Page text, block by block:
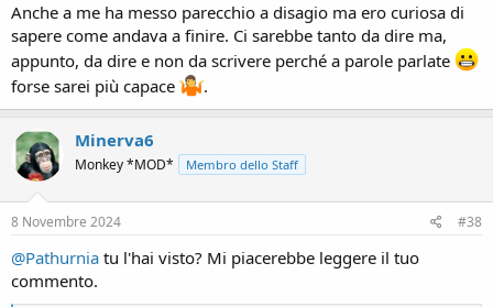
Anche a me ha messo parecchio a disagio ma ero curiosa di
sapere come andava a finire. Ci sarebbe tanto da dire ma,
appunto, da dire e non da scrivere perché a parole parlate
forse sarei più capace
.
Minerva6
Monkey *MOD* Membro dello Staff
8 Novembre 2024 #38
@Pathurnia tu l'hai visto? Mi piacerebbe leggere il tuo
commento.